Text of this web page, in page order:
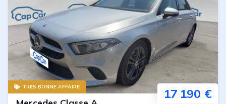
TRÈS BONNE AFFAIRE 17 190 €